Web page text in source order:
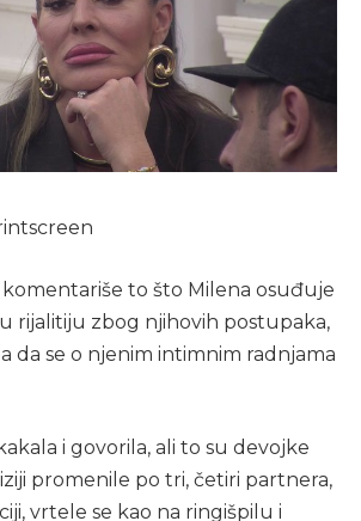
to što Milena osuđuje
rijalitiju zbog njihovih postupaka,
da se o njenim intimnim radnjama
i govorila, ali to su devojke
promenile po tri, četiri partnera,
vrtele se kao na ringišpilu i